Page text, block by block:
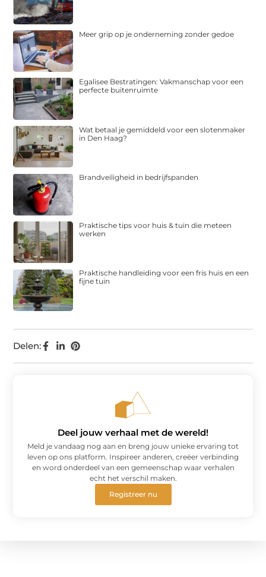
Delen:
Meer grip op je onderneming zonder gedoe
Egalisee Bestratingen: Vakmanschap voor een
perfecte buitenruimte
Wat betaal je gemiddeld voor een slotenmaker
in Den Haag?
Brandveiligheid in bedrijfspanden
Praktische tips voor huis & tuin die meteen
werken
Praktische handleiding voor een fris huis en een
fijne tuin
Deel jouw verhaal met de wereld!
Meld je vandaag nog aan en breng jouw unieke ervaring tot
leven op ons platform. Inspireer anderen, creëer verbinding
en word onderdeel van een gemeenschap waar verhalen
echt het verschil maken.
Registreer nu